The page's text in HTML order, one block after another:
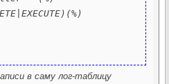
в саму лог-таблицу